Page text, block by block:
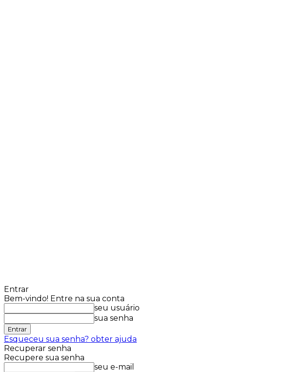
Entrar
Bem-vindo! Entre na sua conta
seu usuário
sua senha
Esqueceu sua senha? obter ajuda
Recuperar senha
Recupere sua senha
seu e-mail